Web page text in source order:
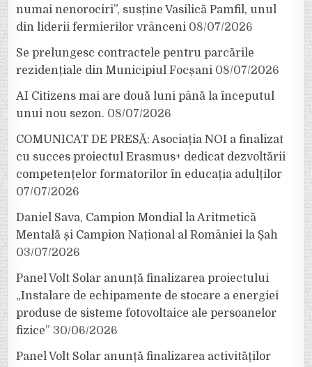
numai nenorociri”, susține Vasilică Pamfil, unul
din liderii fermierilor vrânceni 08/07/2026
Se prelungesc contractele pentru parcările
rezidențiale din Municipiul Focșani 08/07/2026
AI Citizens mai are două luni până la începutul
unui nou sezon. 08/07/2026
COMUNICAT DE PRESĂ: Asociația NOI a finalizat
cu succes proiectul Erasmus+ dedicat dezvoltării
competențelor formatorilor în educația adulților
07/07/2026
Daniel Sava, Campion Mondial la Aritmetică
Mentală și Campion Național al României la Șah
03/07/2026
Panel Volt Solar anunță finalizarea proiectului
„Instalare de echipamente de stocare a energiei
produse de sisteme fotovoltaice ale persoanelor
fizice” 30/06/2026
Panel Volt Solar anunță finalizarea activităților